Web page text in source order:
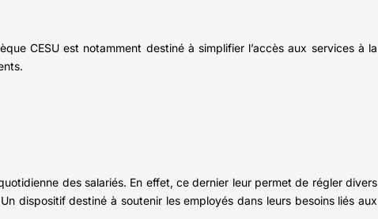
CESU est notamment destiné à simplifier l’accès aux services à la
des salariés. En effet, ce dernier leur permet de régler divers
dispositif destiné à soutenir les employés dans leurs besoins liés aux